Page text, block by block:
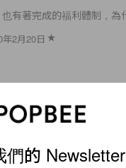
有著完成的福利體制，為
年2月20日
們的 Newsletter